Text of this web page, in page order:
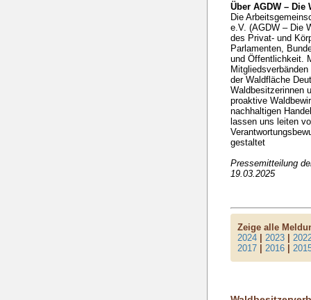
Über AGDW – Die
Die
e.V. (AGDW – Die
des Privat- und
Parlamenten,
und Öffentlichkeit.
der Waldfläche
Waldbesitzerinnen
proaktive
nachhaltigen
lassen uns leiten
gestaltet
Pressemitteilung
19.03.2025
Zeige alle
2024 |2023 |
2017 |2016 |